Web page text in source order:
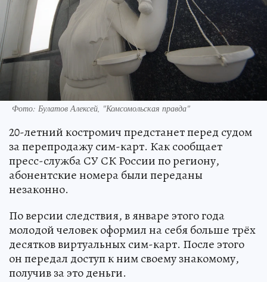
Фото: Булатов Алексей, "Комсомольская правда"
20-летний костромич предстанет перед судом
за перепродажу сим-карт. Как сообщает
пресс-служба СУ СК России по региону,
абонентские номера были переданы
незаконно.
По версии следствия, в январе этого года
молодой человек оформил на себя больше трёх
десятков виртуальных сим-карт. После этого
он передал доступ к ним своему знакомому,
получив за это деньги.